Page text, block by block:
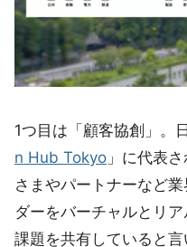
1つ目は「顧客協創」。
n Hub Tokyo 」に代表
さまやパートナーなど
ダーをバーチャルとリ
課題を共有していると